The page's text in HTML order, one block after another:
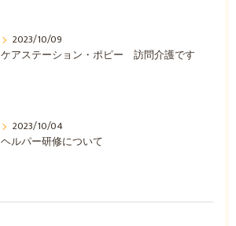
2023/10/09
ケアステーション・ポピー 訪問介護です
2023/10/04
ヘルパー研修について